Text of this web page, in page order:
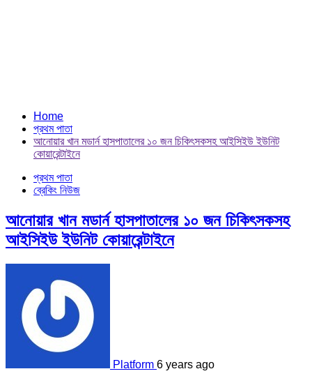
Home
প্রথম পাতা
আনোয়ার খান মডার্ন হাসপাতালের ১০ জন চিকিৎসকসহ আইসিইউ ইউনিট
কোয়ারেন্টাইনে
প্রথম পাতা
ব্রেকিং নিউজ
আনোয়ার খান মডার্ন হাসপাতালের ১০ জন চিকিৎসকসহ
আইসিইউ ইউনিট কোয়ারেন্টাইনে
Platform 6 years ago